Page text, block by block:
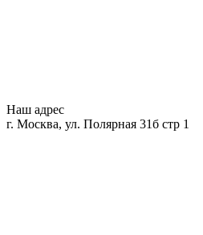
Наш адрес
г. Москва, ул. Полярная 31б стр 1